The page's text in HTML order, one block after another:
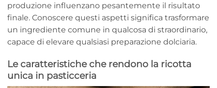
produzione influenzano pesantemente il risultato
finale. Conoscere questi aspetti significa trasformare
un ingrediente comune in qualcosa di straordinario,
capace di elevare qualsiasi preparazione dolciaria.
Le caratteristiche che rendono la ricotta
unica in pasticceria